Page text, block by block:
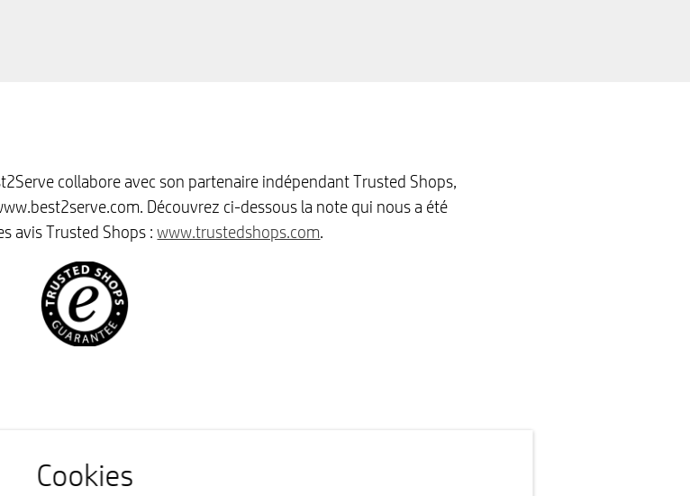
collabore avec son partenaire indépendant Trusted Shops,
Découvrez ci-dessous la note qui nous a été
avis Trusted Shops :www.trustedshops.com.
Cookies